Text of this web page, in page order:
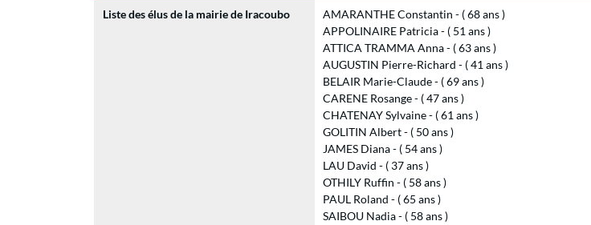
Liste des élus de la mairie de Iracoubo
AMARANTHE Constantin - ( 68 ans )
APPOLINAIRE Patricia - ( 51 ans )
ATTICA TRAMMA Anna - ( 63 ans )
AUGUSTIN Pierre-Richard - ( 41 ans )
BELAIR Marie-Claude - ( 69 ans )
CARENE Rosange - ( 47 ans )
CHATENAY Sylvaine - ( 61 ans )
GOLITIN Albert - ( 50 ans )
JAMES Diana - ( 54 ans )
LAU David - ( 37 ans )
OTHILY Ruffin - ( 58 ans )
PAUL Roland - ( 65 ans )
SAIBOU Nadia - ( 58 ans )